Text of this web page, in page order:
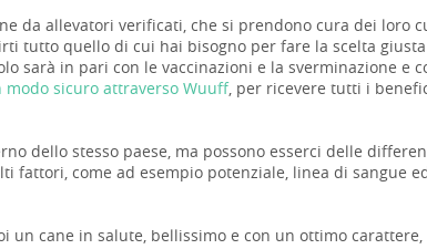
da allevatori verificati, che si prendono cura dei loro
tutto quello di cui hai bisogno per fare la scelta
sarà in pari con le vaccinazioni e la sverminazione e
modo sicuro attraverso Wuuff, per ricevere tutti i
dello stesso paese, ma possono esserci delle
fattori, come ad esempio potenziale, linea di sangue
un cane in salute, bellissimo e con un ottimo